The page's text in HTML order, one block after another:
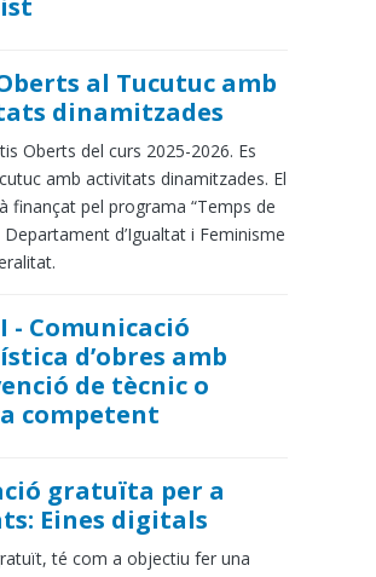
al Tucutuc amb
dinamitzades
Oberts del curs 2025-2026. Es
amb activitats dinamitzades. El
finançat pel programa “Temps de
Departament d’Igualtat i Feminisme
- Comunicació
d’obres amb
de tècnic o
competent
gratuïta per a
Eines digitals
té com a objectiu fer una